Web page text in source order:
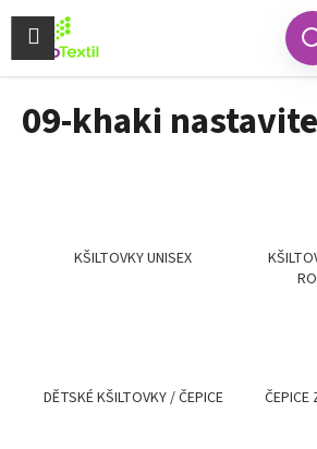
obsah
Menu
09-khaki
KŠILTOVKY UNISEX
DĚTSKÉ KŠILTOVKY / ČEPICE ČEPICE
K
š Zpět
Zpět
C